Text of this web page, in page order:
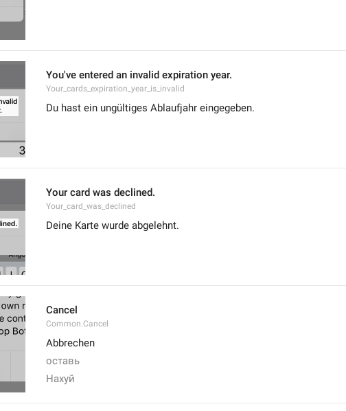
You've entered an invalid expiration year.
Your_cards_expiration_year_is_invalid
Du hast ein ungültiges Ablaufjahr eingegeben.
Your card was declined.
Your_card_was_declined
Deine Karte wurde abgelehnt.
Cancel
Common.Cancel
Abbrechen
оставь
Нахуй